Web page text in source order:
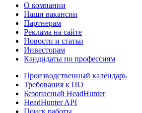
О компании
Наши вакансии
Партнерам
Реклама на сайте
Новости и статьи
Инвесторам
Кандидаты по профессиям
Производственный календарь
Требования к ПО
Безопасный HeadHunter
HeadHunter API
Поиск работы